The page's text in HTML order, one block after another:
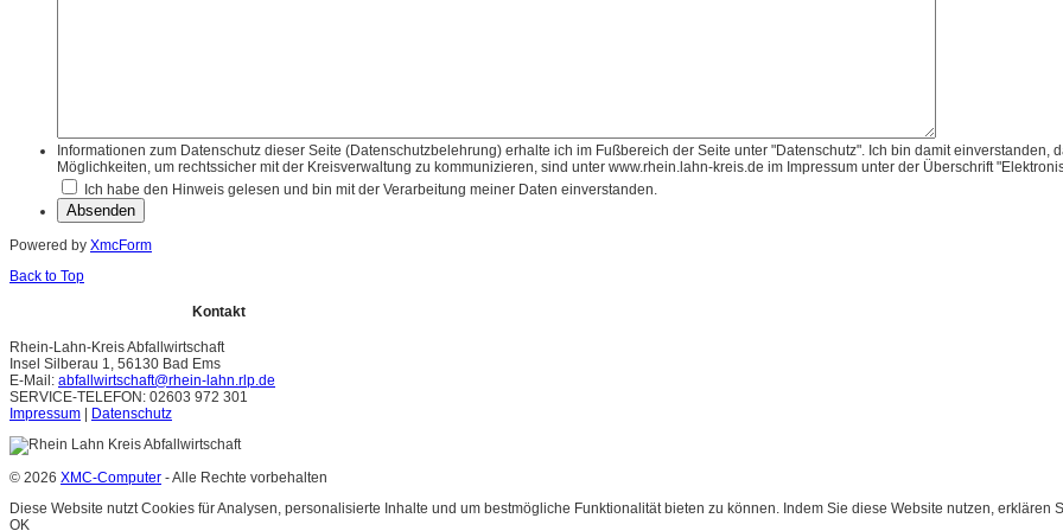
Informationen zum Datenschutz dieser Seite (Datenschutzbelehrung) erhalte ich im Fußbereich der Seite unter "Datenschutz". Ich bin damit
Möglichkeiten, um rechtssicher mit der Kreisverwaltung zu kommunizieren, sind unter www.rhein.lahn-kreis.de im Impressum unter der Überschrift
Ich habe den Hinweis gelesen und bin mit der Verarbeitung meiner Daten einverstanden.
Powered by XmcForm
Back to Top
Kontakt
Rhein-Lahn-Kreis Abfallwirtschaft
Insel Silberau 1, 56130 Bad Ems
E-Mail: abfallwirtschaft@rhein-lahn.rlp.de
SERVICE-TELEFON: 02603 972 301
Impressum
Datenschutz
© 2026 XMC-Computer - Alle Rechte vorbehalten
Diese Website nutzt Cookies für Analysen, personalisierte Inhalte und um bestmögliche Funktionalität bieten zu können. Indem Sie diese Website nutzen,
OK